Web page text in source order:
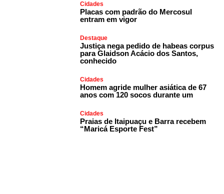
Cidades
Placas com padrão do Mercosul
entram em vigor
Destaque
Justiça nega pedido de habeas corpus
para Glaidson Acácio dos Santos,
conhecido
Cidades
Homem agride mulher asiática de 67
anos com 120 socos durante um
Cidades
Praias de Itaipuaçu e Barra recebem
“Maricá Esporte Fest”